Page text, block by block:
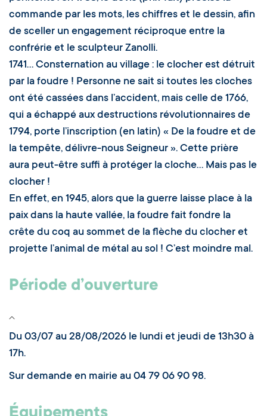
commande par les mots, les chiffres et le dessin, afin
de sceller un engagement réciproque entre la
confrérie et le sculpteur Zanolli.
1741... Consternation au village : le clocher est détruit
par la foudre ! Personne ne sait si toutes les cloches
ont été cassées dans l’accident, mais celle de 1766,
qui a échappé aux destructions révolutionnaires de
1794, porte l’inscription (en latin) « De la foudre et de
la tempête, délivre-nous Seigneur ». Cette prière
aura peut-être suffi à protéger la cloche… Mais pas le
clocher !
En effet, en 1945, alors que la guerre laisse place à la
paix dans la haute vallée, la foudre fait fondre la
crête du coq au sommet de la flèche du clocher et
projette l’animal de métal au sol ! C’est moindre mal.
Période d’ouverture
Du 03/07 au 28/08/2026 le lundi et jeudi de 13h30 à
17h.
Sur demande en mairie au 04 79 06 90 98.